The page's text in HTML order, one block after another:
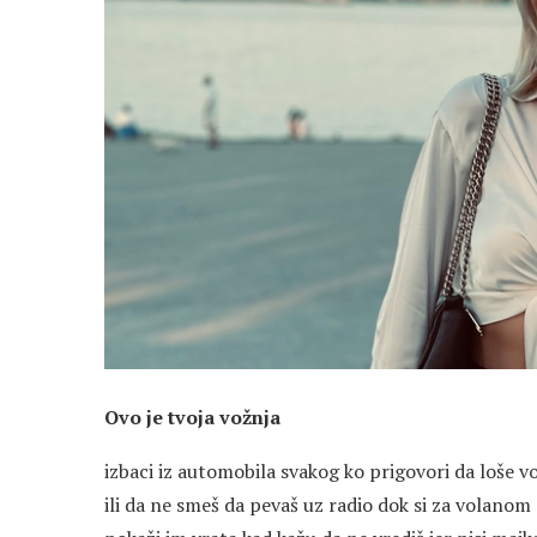
Ovo je tvoja vožnja
izbaci iz automobila svakog ko prigovori da loše
ili da ne smeš da pevaš uz radio dok si za volanom